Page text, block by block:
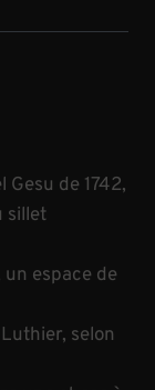
Gesu de 1742,
sillet
espace de
selon